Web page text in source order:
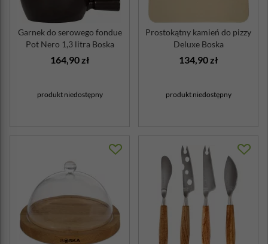
Garnek do serowego fondue
Pot Nero 1,3 litra Boska
164,90 zł
produkt niedostępny
Prostokątny kamień do pizzy
Deluxe Boska
134,90 zł
produkt niedostępny